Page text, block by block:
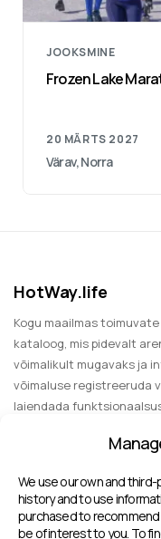
JOOKSMINE
Frozen Lake
20 MÄRTS 2027
Värav, Norra
HotWay.life
Kogu maailmas
kataloog, mis pidevalt
võimalikult mugavaks ja
võimaluse registreeruda
laiendada
VÕISTLUSED
We use our own and
history and to use
purchased to
be of interest to you. To